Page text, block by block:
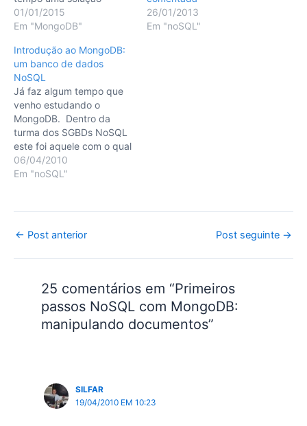
irrelevante para mim.
01/01/2015
Em "MongoDB"
26/01/2013
Em "noSQL"
Introdução ao MongoDB:
um banco de dados
NoSQL
Já faz algum tempo que
venho estudando o
MongoDB. Dentro da
turma dos SGBDs NoSQL
este foi aquele com o qual
acabei criando maior
simpatia pela sua
muita gente falar do
Apache Cassandra, sua
documentação ainda é
horrível). O MongoDB é
06/04/2010
Em "noSQL"
Post
← Post anterior Post seguinte →
25 comentários em “Primeiros
passos NoSQL com MongoDB:
manipulando documentos”
SILFAR
19/04/2010 EM 10:23